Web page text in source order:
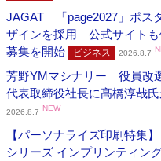
JAGAT 「page2027」ポス
ザインを採用 公式サイトも
募集を開始
ビジネス 2026.8.7
芳野YMマシナリー 役員改
代表取締役社長に髙橋淳哉
2026.8.7 NEW
【パーソナライズ印刷特集
シリーズ インプリンティン